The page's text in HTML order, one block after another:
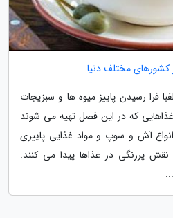
کشورهای مختلف دنیا
فرا رسیدن پاییز میوه ها و سبزیجات
که در این فصل تهیه می شوند
آش و سوپ و مواد غذایی پاییزی
نقش پررنگی در غذاها پیدا می کنند.